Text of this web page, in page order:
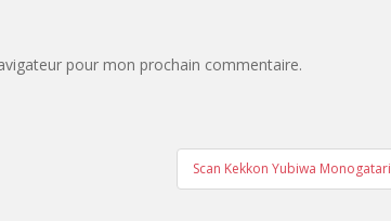
pour mon prochain commentaire.
Scan Kekkon Yubiwa Monogatari